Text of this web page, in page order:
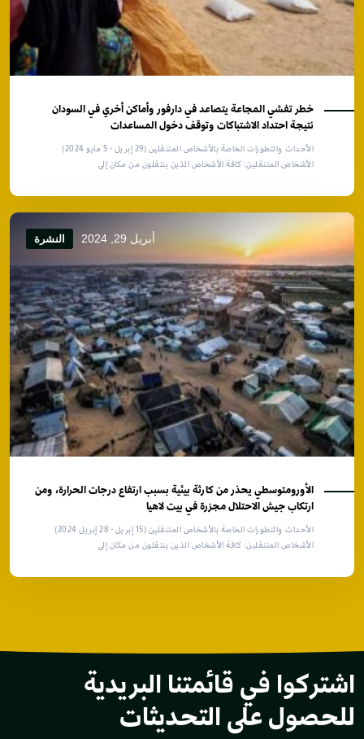
خطر تفشي المجاعة يتصاعد في دارفور وأماكن أخري في السودان
نتيجة احتداد الاشتباكات وتوقف دخول المساعدات
الأحداث والتطورات الخاصة بالأشخاص المتنقلين (29 إبريل - 5 مايو 2024)
الأشخاص المتنقلين: كافة الأشخاص الذين ينتقلون من مكان إلى
أبريل 29, 2024 النشرة
الأورومتوسطي يحذر من كارثة بيئية بسبب ارتفاع درجات الحرارة، ومن
ارتكاب جيش الاحتلال مجزرة في بيت لاهيا
الأحداث والتطورات الخاصة بالأشخاص المتنقلين (15 إبريل - 28 إبريل 2024)
الأشخاص المتنقلين: كافة الأشخاص الذين ينتقلون من مكان إلى
اشتركوا في قائمتنا البريدية
للحصول على التحديثات